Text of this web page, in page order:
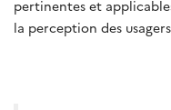
pertinentes et
la perception des